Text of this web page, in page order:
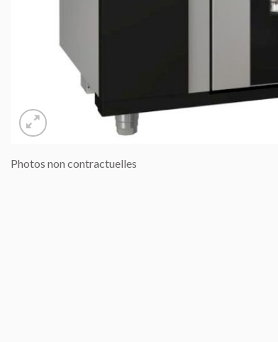
Photos non contractuelles